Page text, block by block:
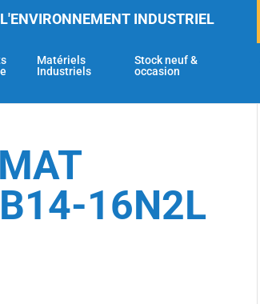
INDUSTRIEL
Matériels
Industriels
Stock neuf &
occasion
16N2L